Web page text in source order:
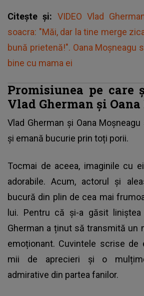
Citește și: VIDEO Vlad
soacra: "Măi, dar la tine merge
bună prietenă!". Oana Moșneagu
bine cu mama ei
Promisiunea pe care
Vlad Gherman și
Vlad Gherman și Oana
și emană bucurie prin toți porii.
Tocmai de aceea, imaginile cu
adorabile. Acum, actorul și
bucură din plin de cea mai
lui. Pentru că și-a găsit liniștea
Gherman a ținut să transmită un
emoționant. Cuvintele scrise de
mii de aprecieri și o
admirative din partea fanilor.